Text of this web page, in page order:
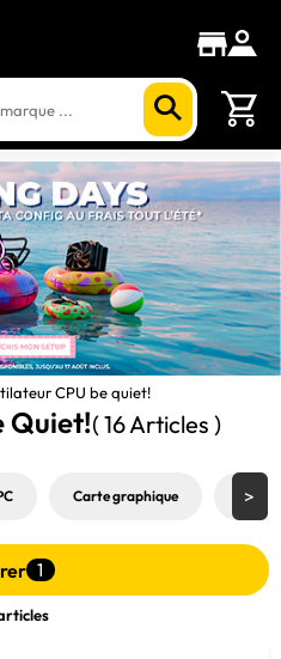
CPU be quiet!
Quiet!( 16 Articles )
Carte graphique Carte
1